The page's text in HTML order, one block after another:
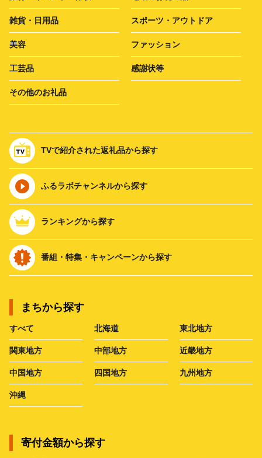
雑貨・日用品 スポーツ・アウトドア
美容 ファッション
工芸品 感謝状等
その他のお礼品
TVで紹介された返礼品から探す
ふるラボチャンネルから探す
ランキングから探す
番組・特集・キャンペーンから探す
まちから探す
すべて 北海道 東北地方
関東地方 中部地方 近畿地方
中国地方 四国地方 九州地方
沖縄
寄付金額から探す